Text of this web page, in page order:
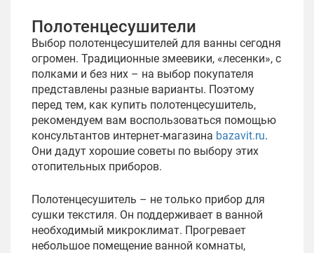
Полотенцесушители
Выбор полотенцесушителей для ванны сегодня
огромен. Традиционные змеевики, «лесенки», с
полками и без них – на выбор покупателя
представлены разные варианты. Поэтому
перед тем, как купить полотенцесушитель,
рекомендуем вам воспользоваться помощью
консультантов интернет-магазина bazavit.ru.
Они дадут хорошие советы по выбору этих
отопительных приборов.
Полотенцесушитель – не только прибор для
сушки текстиля. Он поддерживает в ванной
необходимый микроклимат. Прогревает
небольшое помещение ванной комнаты,